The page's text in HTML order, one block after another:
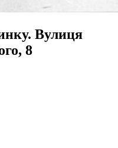
Вулиця
8